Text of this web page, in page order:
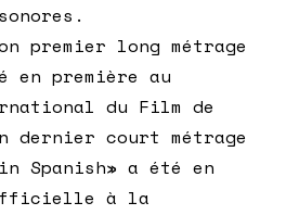
premier long métrage
en première au
du Film de
dernier court métrage
Spanish» a été en
à la